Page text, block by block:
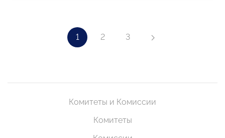
1 2 3
Комитеты и Комиссии
Комитеты